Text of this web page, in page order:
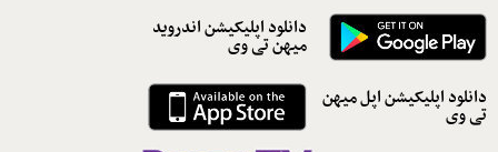
دانلود اپلیکیشن اندروید
میهن تی وی
دانلود اپلیکیشن اپل میهن
تی وی